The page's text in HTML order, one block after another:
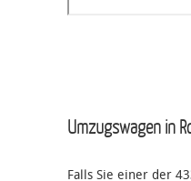
Umzugswagen in
Falls Sie einer der